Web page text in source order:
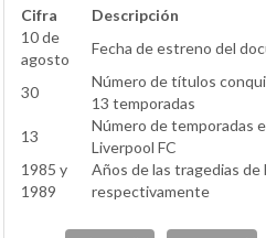
Cifra
Descripción
10 de
agosto
Fecha de estreno del
30
Número de títulos
13 temporadas
13
Número de temporadas
Liverpool FC
1985 y
1989
Años de las tragedias de
respectivamente